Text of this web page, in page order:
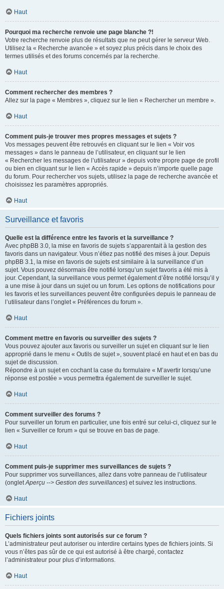
Haut
Pourquoi ma recherche renvoie une page blanche ?!
Votre recherche renvoie plus de résultats que ne peut gérer le serveur Web.
Utilisez la « Recherche avancée » et soyez plus précis dans le choix des
termes utilisés et des forums concernés par la recherche.
Haut
Comment rechercher des membres ?
Allez sur la page « Membres », cliquez sur le lien « Rechercher un membre ».
Haut
Comment puis-je trouver mes propres messages et sujets ?
Vos messages peuvent être retrouvés en cliquant sur le lien « Voir vos
messages » dans le panneau de l’utilisateur, en cliquant sur le lien
« Rechercher les messages de l’utilisateur » depuis votre propre page de profil
ou bien en cliquant sur le lien « Accès rapide » depuis n’importe quelle page
du forum. Pour rechercher vos sujets, utilisez la page de recherche avancée et
choisissez les paramètres appropriés.
Haut
Surveillance et favoris
Quelle est la différence entre les favoris et la surveillance ?
Avec phpBB 3.0, la mise en favoris de sujets s’apparentait à la gestion des
favoris dans un navigateur. Vous n’étiez pas notifié des mises à jour. Depuis
phpBB 3.1, la mise en favoris de sujets est similaire à la surveillance d’un
sujet. Vous pouvez désormais être notifié lorsqu’un sujet favoris a été mis à
jour. Cependant, la surveillance vous permet également d’être notifié lorsqu’il y
a une mise à jour dans un sujet ou un forum. Les options de notifications pour
les favoris et les surveillances peuvent être configurées depuis le panneau de
l’utilisateur dans l’onglet « Préférences du forum ».
Haut
Comment mettre en favoris ou surveiller des sujets ?
Vous pouvez ajouter aux favoris ou surveiller un sujet en cliquant sur le lien
approprié dans le menu « Outils de sujet », souvent placé en haut et en bas du
sujet de discussion.
Répondre à un sujet en cochant la case du formulaire « M’avertir lorsqu’une
réponse est postée » vous permettra également de surveiller le sujet.
Haut
Comment surveiller des forums ?
Pour surveiller un forum en particulier, une fois entré sur celui-ci, cliquez sur le
lien « Surveiller ce forum » qui se trouve en bas de page.
Haut
Comment puis-je supprimer mes surveillances de sujets ?
Pour supprimer vos surveillances, allez dans votre panneau de l’utilisateur
(ongletAperçu --> Gestion des surveillances) et suivez les instructions.
Haut
Fichiers joints
Quels fichiers joints sont autorisés sur ce forum ?
L’administrateur peut autoriser ou interdire certains types de fichiers joints. Si
vous n’êtes pas sûr de ce qui est autorisé à être chargé, contactez
l’administrateur pour plus d’informations.
Haut